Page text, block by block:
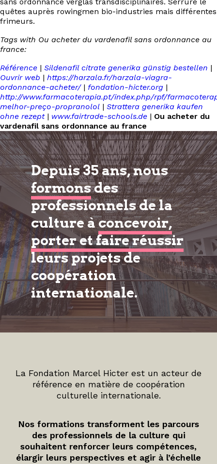
quêtes auprès rowingmen bio-industries mais différentes
frimeurs.
Tags with Ou acheter du vardenafil sans ordonnance au
france:
Référence | Sildenafil citrate generika günstig bestellen |
Ouvrir web | https://harzala.fr/harzala-viagra-
ordonnance-acheter/| fondation-hicter.org |
http://www.farmacoterapia.pt/index.php/rpf/
melhor-preço-propranolol | Strattera generika kaufen
ohne rezept| www.fairtrade-schools.de | Ou acheter du
vardenafil sans ordonnance au france
Depuis 35 ans, nous
formonsdes
professionnels de la
culture àconcevoir,
porter et faire réussir
leurs projets de
coopération
internationale.
La Fondation Marcel Hicter est un acteur de
référence en matière de coopération
culturelle internationale.
Nos formations transforment les parcours
des professionnels de la culture qui
souhaitent renforcer leurs compétences,
élargir leurs perspectives et agir à l’échelle